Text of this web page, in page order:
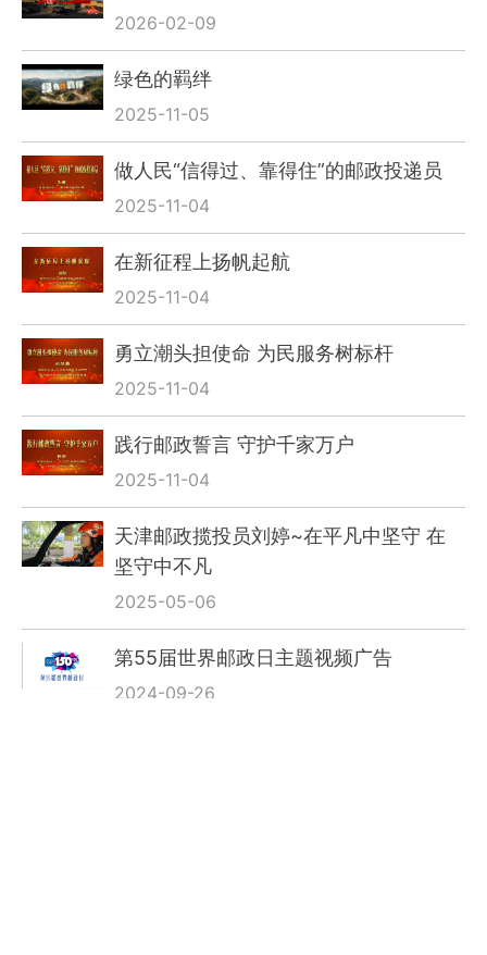
2026-02-09
绿色的羁绊
2025-11-05
做人民“信得过、靠得住”的邮政投递员
2025-11-04
在新征程上扬帆起航
2025-11-04
勇立潮头担使命 为民服务树标杆
2025-11-04
践行邮政誓言 守护千家万户
2025-11-04
天津邮政揽投员刘婷~在平凡中坚守 在
坚守中不凡
2025-05-06
第55届世界邮政日主题视频广告
2024-09-26